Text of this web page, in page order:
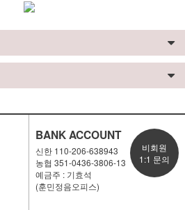
BANK ACCOUNT
신한 110-206-638943
농협 351-0436-3806-13
예금주 : 기효석
(훈민정음오피스)
비회원
1:1 문의